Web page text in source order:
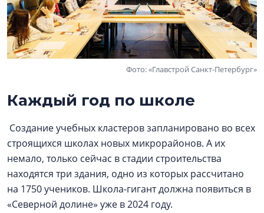
Фото: «Главстрой Санкт-Петербург»
Каждый год по школе
Создание учебных кластеров запланировано во всех
строящихся школах новых микрорайонов. А их
немало, только сейчас в стадии строительства
находятся три здания, одно из которых рассчитано
на 1750 учеников. Школа-гигант должна появиться в
«Северной долине» уже в 2024 году.